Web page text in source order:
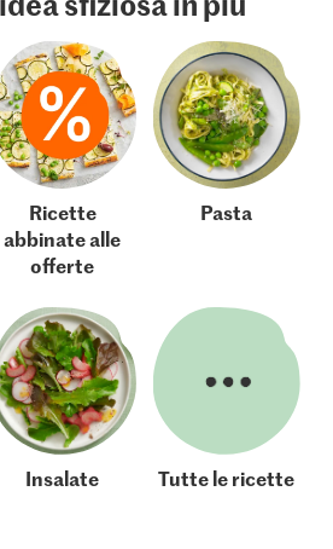
Ricette
abbinate alle
offerte
Pasta
Insalate Tutte le ricette